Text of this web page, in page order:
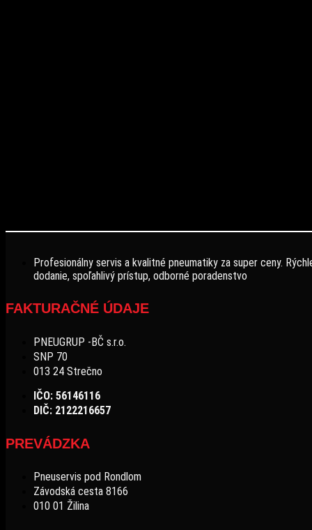
Profesionálny servis a kvalitné pneumatiky za super ceny.
dodanie, spoľahlivý prístup, odborné poradenstvo
FAKTURAČNÉ ÚDAJE
PNEUGRUP -BČ s.r.o.
SNP 70
013 24 Strečno
IČO: 56146116
DIČ: 2122216657
PREVÁDZKA
Pneuservis pod Rondlom
Závodská cesta 8166
010 01 Žilina